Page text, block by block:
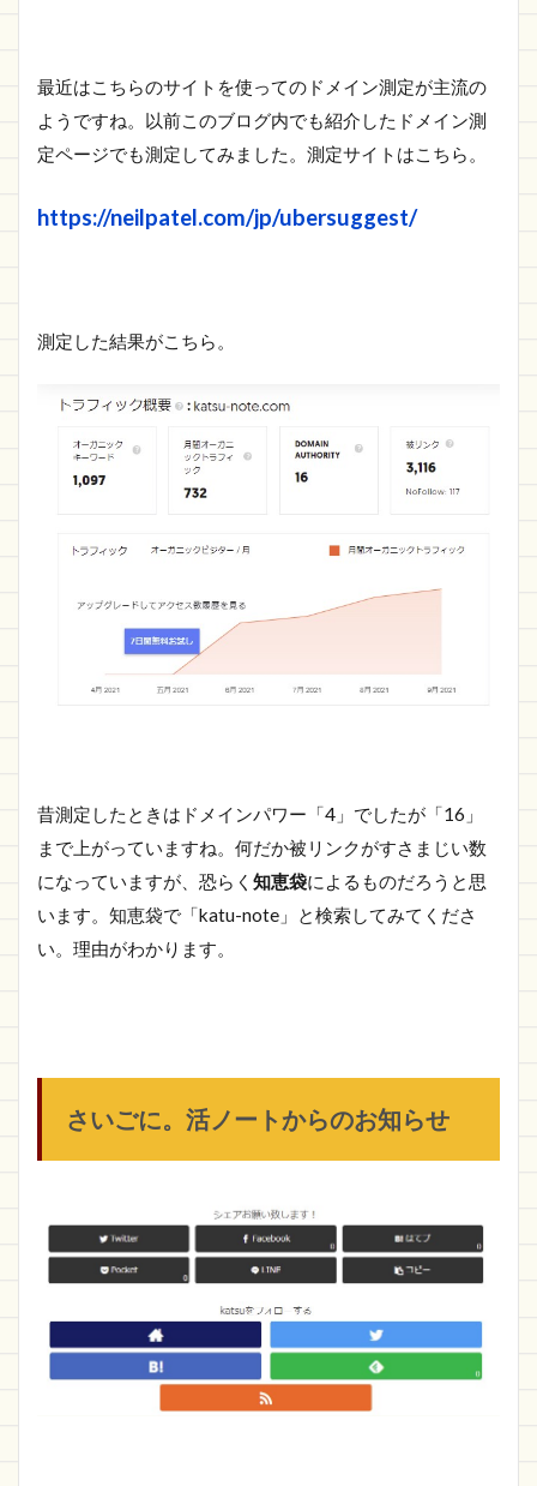
最近はこちらのサイトを使ってのドメイン測定が主流の
ようですね。以前このブログ内でも紹介したドメイン測
定ページでも測定してみました。測定サイトはこちら。
https://neilpatel.com/jp/ubersuggest/
測定した結果がこちら。
昔測定したときはドメインパワー「4」でしたが「16」
まで上がっていますね。何だか被リンクがすさまじい数
になっていますが、恐らく 知恵袋によるものだろうと思
います。知恵袋で「katu-note」と検索してみてくださ
い。理由がわかります。
さいごに。活ノートからのお知らせ